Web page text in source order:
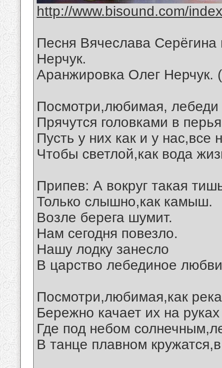
http://www.bisound.com/
Песня Вячеслава
Нерчук.
Аранжировка Олег Нерчук.
Посмотри,любимая, лебеди
Прячутся головками в
Пусть у них как и у нас,все
Чтобы светлой,как вода
Припев: А вокруг такая
Только слышно,как камыш.
Возле берега шумит.
Нам сегодня повезло.
Нашу лодку занесло
В царство лебединое
Посмотри,любимая,как
Бережно качает их на
Где под небом
В танце плавном